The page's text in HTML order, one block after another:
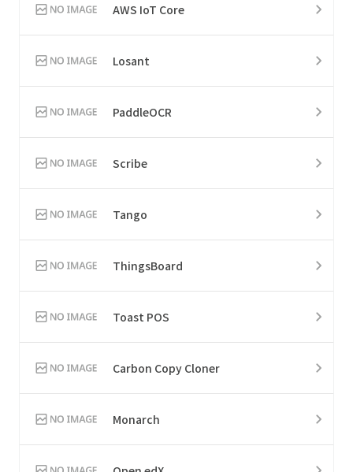
AWS IoT Core
Losant
PaddleOCR
Scribe
Tango
ThingsBoard
Toast POS
Carbon Copy Cloner
Monarch